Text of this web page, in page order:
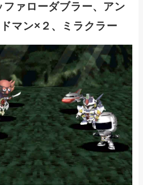
ファローダブラー、アン
ドマン×２、ミラクラー